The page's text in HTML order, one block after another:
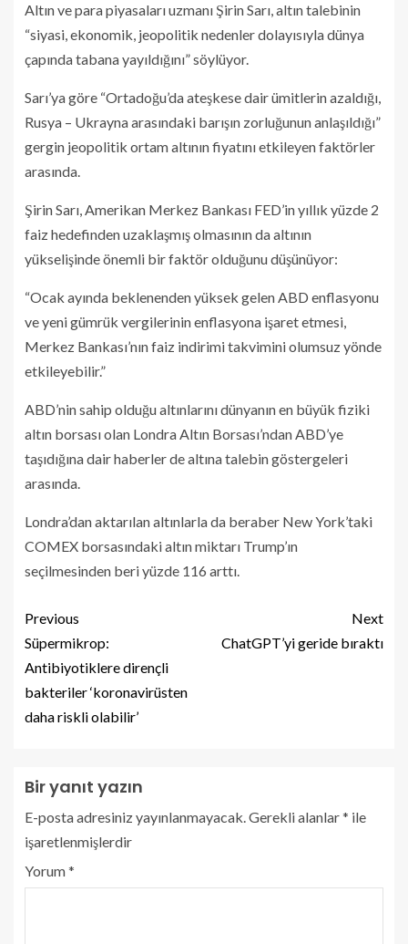
Altın ve para piyasaları uzmanı Şirin Sarı, altın talebinin
“siyasi, ekonomik, jeopolitik nedenler dolayısıyla dünya
çapında tabana yayıldığını” söylüyor.
Sarı’ya göre “Ortadoğu’da ateşkese dair ümitlerin azaldığı,
Rusya – Ukrayna arasındaki barışın zorluğunun anlaşıldığı”
gergin jeopolitik ortam altının fiyatını etkileyen faktörler
arasında.
Şirin Sarı, Amerikan Merkez Bankası FED’in yıllık yüzde 2
faiz hedefinden uzaklaşmış olmasının da altının
yükselişinde önemli bir faktör olduğunu düşünüyor:
“Ocak ayında beklenenden yüksek gelen ABD enflasyonu
ve yeni gümrük vergilerinin enflasyona işaret etmesi,
Merkez Bankası’nın faiz indirimi takvimini olumsuz yönde
etkileyebilir.”
ABD’nin sahip olduğu altınlarını dünyanın en büyük fiziki
altın borsası olan Londra Altın Borsası’ndan ABD’ye
taşıdığına dair haberler de altına talebin göstergeleri
arasında.
Londra’dan aktarılan altınlarla da beraber New York’taki
COMEX borsasındaki altın miktarı Trump’ın
seçilmesinden beri yüzde 116 arttı.
Previous
Süpermikrop:
Antibiyotiklere dirençli
bakteriler ‘koronavirüsten
daha riskli olabilir’
Next
ChatGPT’yi geride bıraktı
Bir yanıt yazın
E-posta adresiniz yayınlanmayacak.Gerekli alanlar* ile
işaretlenmişlerdir
Yorum*